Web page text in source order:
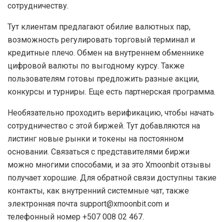
сотрудничеству.
Тут клиентам предлагают обилие валютных пар,
возможность регулировать торговый терминал и
кредитные плечо. Обмен на внутреннем обменнике
цифровой валюты по выгодному курсу. Также
пользователям готовы предложить разные акции,
конкурсы и турниры. Еще есть партнерская программа.
Необязательно проходить верификацию, чтобы начать
сотрудничество с этой биржей. Тут добавляются на
листинг новые рынки и токены на постоянном
основании. Связаться с представителями биржи
можно многими способами, и за это Xmoonbit отзывы
получает хорошие. Для обратной связи доступны такие
контакты, как внутренний системные чат, также
электронная почта support@xmoonbit.com и
телефонный номер +507 008 02 467.